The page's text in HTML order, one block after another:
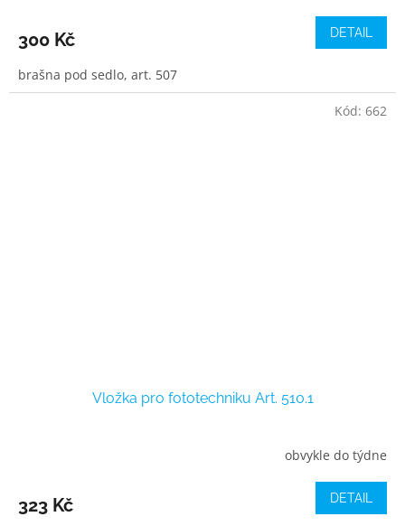
300 Kč DETAIL
brašna pod sedlo, art. 507
Vložka pro fototechniku Art. 510.1
obvykle do týdne
323 Kč DETAIL
Kód: 662